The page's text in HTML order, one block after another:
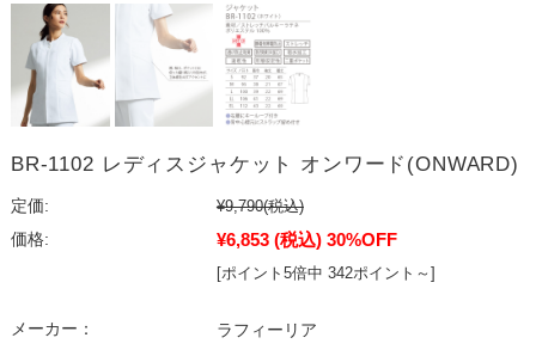
BR-1102 レディスジャケット オンワード(ONWARD)
定価: ¥9,790(税込)
価格:
¥6,853 (税込) 30%OFF
[ポイント5倍中 342ポイント～]
メーカー：
ラフィーリア